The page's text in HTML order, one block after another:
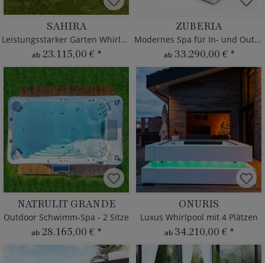
SAHIRA
Leistungsstarker Garten Whirlpool
ab 23.115,00 € *
ZUBERIA
Modernes Spa für In- und Outdoor
ab 33.290,00 € *
NATRULIT GRANDE
Outdoor Schwimm-Spa - 2 Sitze
ab 28.165,00 € *
ONURIS
Luxus Whirlpool mit 4 Plätzen
ab 34.210,00 € *